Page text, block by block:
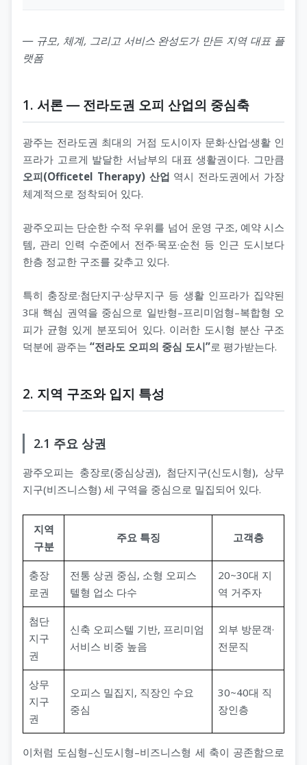
대구오피(대구op)
서울오피(서울op)
울산오피(울산op)
세종오피(세종op)
오피스타 최신주소
헬로밤
오피나라
습식마사지
타이마사지
― 규모, 체계, 그리고 서비스 완성도가 만든 지역 대표 플
랫폼
1. 서론 ― 전라도권 오피 산업의 중심축
광주는 전라도권 최대의 거점 도시이자 문화·산업·생활 인
프라가 고르게 발달한 서남부의 대표 생활권이다. 그만큼
오피(Officetel Therapy) 산업 역시 전라도권에서 가장
체계적으로 정착되어 있다.
광주오피는 단순한 수적 우위를 넘어 운영 구조, 예약 시스
템, 관리 인력 수준에서 전주·목포·순천 등 인근 도시보다
한층 정교한 구조를 갖추고 있다.
특히 충장로·첨단지구·상무지구 등 생활 인프라가 집약된
3대 핵심 권역을 중심으로 일반형–프리미엄형–복합형 오
피가 균형 있게 분포되어 있다. 이러한 도시형 분산 구조
덕분에 광주는 “전라도 오피의 중심 도시”로 평가받는다.
2. 지역 구조와 입지 특성
2.1 주요 상권
광주오피는 충장로(중심상권), 첨단지구(신도시형), 상무
지구(비즈니스형) 세 구역을 중심으로 밀집되어 있다.
지역
구분
주요 특징 고객층
충장
로권
전통 상권 중심, 소형 오피스
텔형 업소 다수
20~30대 지
역 거주자
첨단
지구
권
신축 오피스텔 기반, 프리미엄
서비스 비중 높음
외부 방문객·
전문직
상무
지구
권
오피스 밀집지, 직장인 수요
중심
30~40대 직
장인층
이처럼 도심형–신도시형–비즈니스형 세 축이 공존함으로